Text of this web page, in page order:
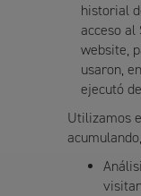
historial
acceso
website,
usaron,
ejecutó
Utilizamos